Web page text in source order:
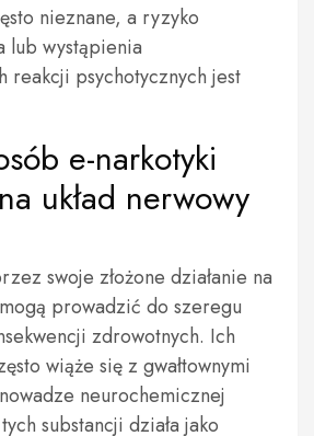
nieznane, a ryzyko
lub wystąpienia
reakcji psychotycznych jest
e-narkotyki
układ nerwowy
swoje złożone działanie na
prowadzić do szeregu
zdrowotnych. Ich
wiąże się z gwałtownymi
neurochemicznej
substancji działa jako